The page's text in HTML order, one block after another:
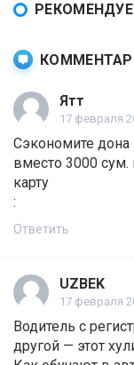
Ятт
17 февраля
Сэкономите дона
вместо 3000 сум.
карту
:
Ответить
UZBEK
17 февраля
Водитель с
другой — этот